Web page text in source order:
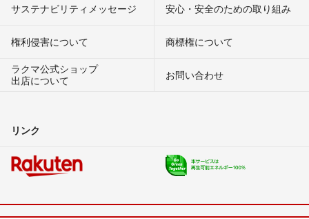
サステナビリティメッセージ 安心・安全のための取り組み
権利侵害について
商標権について
ラクマ公式ショップ
出店について
お問い合わせ
リンク